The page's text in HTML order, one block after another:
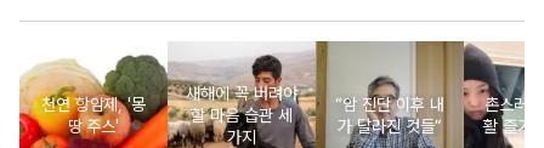
천연 항암제, '몽
땅 주스'
새해에 꼭 버려야
할 마음 습관 세
가지
“암 진단 이후 내
가 달라진 것들”
촌스러
활 즐기